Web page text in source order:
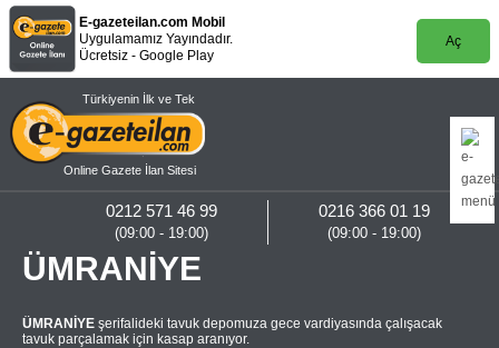
E-gazeteilan.com Mobil
Uygulamamız Yayındadır.
Ücretsiz - Google Play
Aç
Türkiyenin İlk ve Tek
Online Gazete İlan Sitesi
0216 366 01 19
(09:00 - 19:00)
0212 571 46 99
(09:00 - 19:00)
ÜMRANİYE
ÜMRANİYE şerifalideki tavuk depomuza gece vardiyasında çalışacak
tavuk parçalamak için kasap aranıyor.